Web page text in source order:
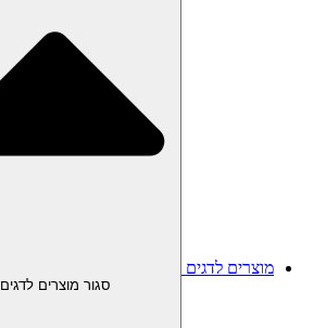
מוצרים לדגים
סגור מוצרים לדגים